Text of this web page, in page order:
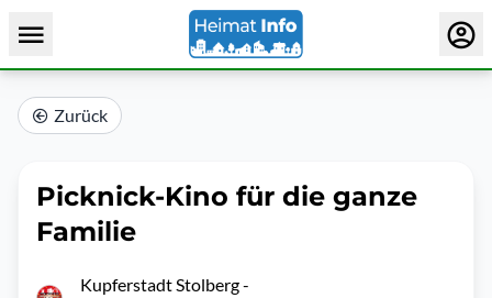
Zurück
Picknick-Kino für die ganze
Familie
Kupferstadt Stolberg -